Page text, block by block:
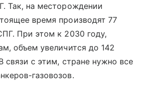
Так, на месторождении
время производят 77
При этом к 2030 году,
объем увеличится до 142
связи с этим, стране нужно все
газовозов.